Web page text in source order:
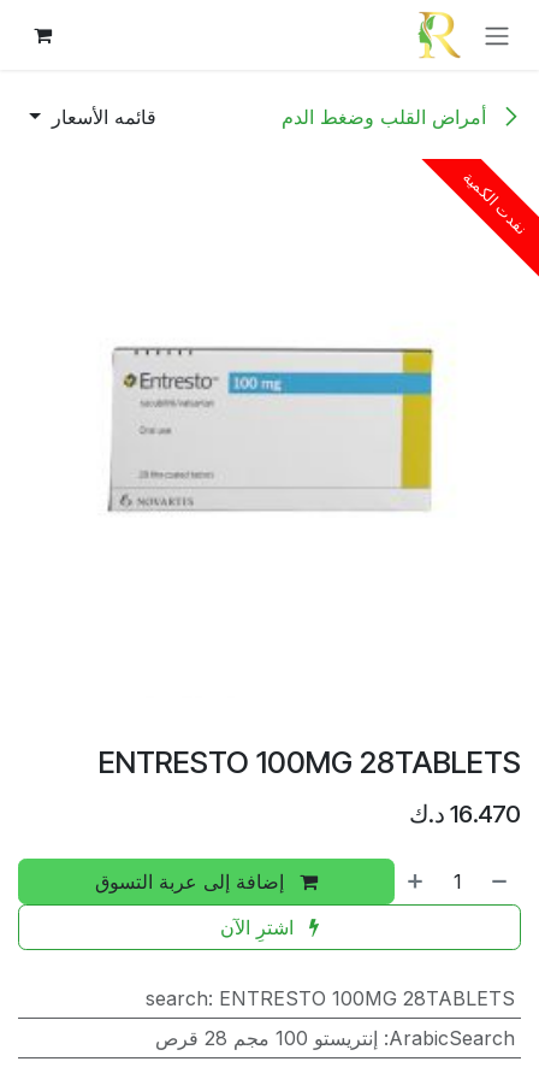
تخطي للذهاب إلى المحتوى
أمراض القلب وضغط الدم قائمه الأسعار
نفدت الكمية
ENTRESTO 100MG 28TABLETS
16.470 د.ك
إضافة إلى عربة التسوق
اشترِ الآن
search: ENTRESTO 100MG 28TABLETS
ArabicSearch
: إنتريستو 100 مجم 28 قرص